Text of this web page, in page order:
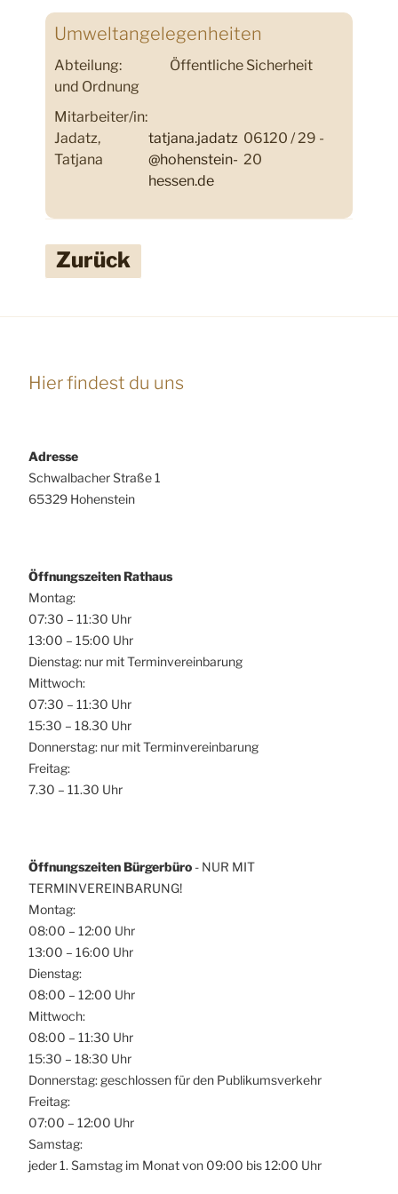
Umweltangelegenheiten
Abteilung:
Öffentliche Sicherheit
und Ordnung
Mitarbeiter/in:
Jadatz,
Tatjana
tatjana.jadatz
@hohenstein-
hessen.de
06120 / 29 -
20
Zurück
Hier findest du uns
Adresse
Schwalbacher Straße 1
65329 Hohenstein
Öffnungszeiten Rathaus
Montag:
07:30 – 11:30 Uhr
13:00 – 15:00 Uhr
Dienstag: nur mit Terminvereinbarung
Mittwoch:
07:30 – 11:30 Uhr
15:30 – 18.30 Uhr
Donnerstag: nur mit Terminvereinbarung
Freitag:
7.30 – 11.30 Uhr
Öffnungszeiten Bürgerbüro - NUR MIT
TERMINVEREINBARUNG!
Montag:
08:00 – 12:00 Uhr
13:00 – 16:00 Uhr
Dienstag:
08:00 – 12:00 Uhr
Mittwoch:
08:00 – 11:30 Uhr
15:30 – 18:30 Uhr
Donnerstag: geschlossen für den Publikumsverkehr
Freitag:
07:00 – 12:00 Uhr
Samstag:
jeder 1. Samstag im Monat von 09:00 bis 12:00 Uhr